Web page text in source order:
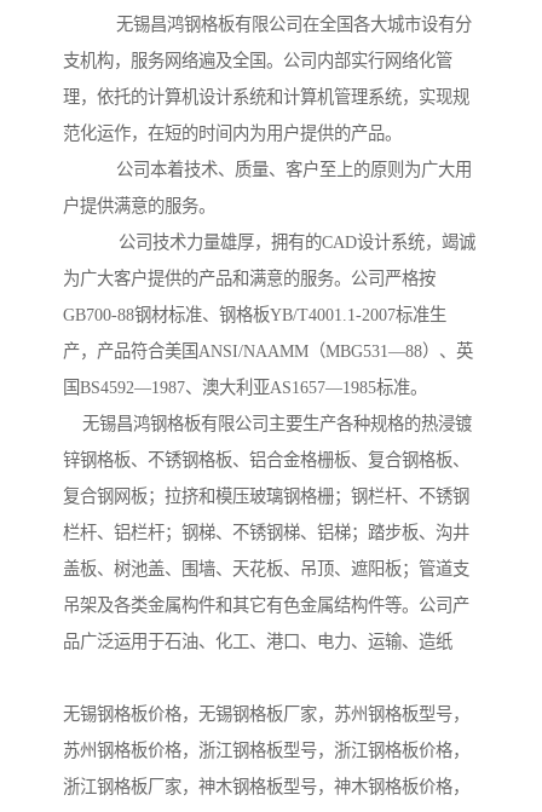
无锡昌鸿钢格板有限公司在全国各大城市设有分
支机构，服务网络遍及全国。公司内部实行网络化管
理，依托的计算机设计系统和计算机管理系统，实现规
范化运作，在短的时间内为用户提供的产品。
公司本着技术、质量、客户至上的原则为广大用
户提供满意的服务。
公司技术力量雄厚，拥有的CAD设计系统，竭诚
为广大客户提供的产品和满意的服务。公司严格按
GB700-88钢材标准、钢格板YB/T4001.1-2007标准生
产，产品符合美国ANSI/NAAMM（MBG531—88）、英
国BS4592—1987、澳大利亚AS1657—1985标准。
无锡昌鸿钢格板有限公司主要生产各种规格的热浸镀
锌钢格板、不锈钢格板、铝合金格栅板、复合钢格板、
复合钢网板；拉挤和模压玻璃钢格栅；钢栏杆、不锈钢
栏杆、铝栏杆；钢梯、不锈钢梯、铝梯；踏步板、沟井
盖板、树池盖、围墙、天花板、吊顶、遮阳板；管道支
吊架及各类金属构件和其它有色金属结构件等。公司产
品广泛运用于石油、化工、港口、电力、运输、造纸
无锡钢格板价格，无锡钢格板厂家，苏州钢格板型号，
苏州钢格板价格，浙江钢格板型号，浙江钢格板价格，
浙江钢格板厂家，神木钢格板型号，神木钢格板价格，